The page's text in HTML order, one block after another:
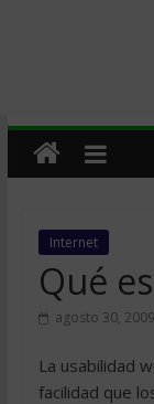
Internet
Qué
agosto 30, 2009
La usabilidad
facilidad que